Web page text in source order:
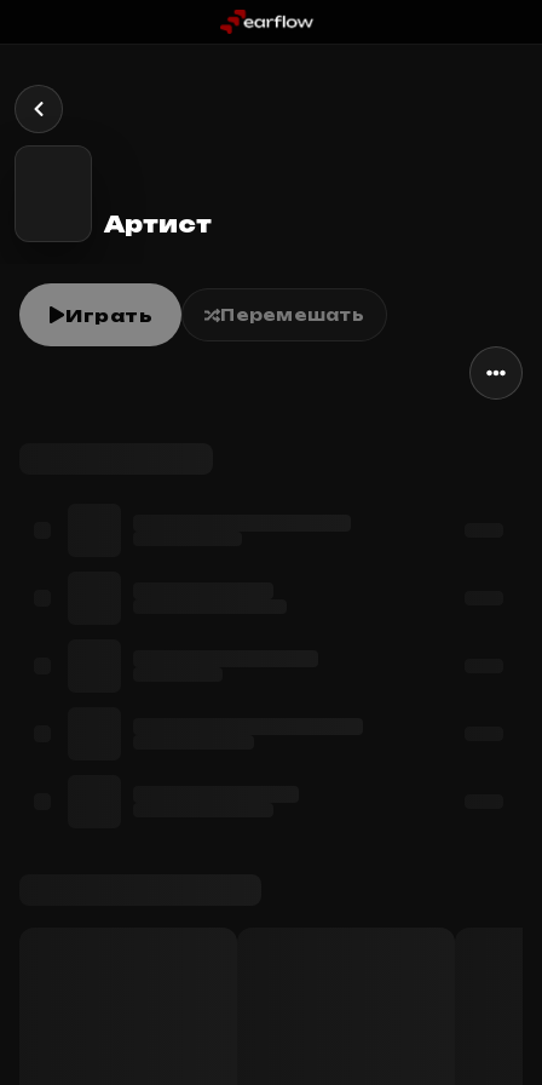
Артист
Играть Перемешать